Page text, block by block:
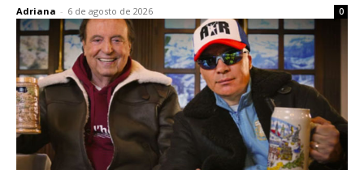
Adriana - 6 de agosto de 2026 0